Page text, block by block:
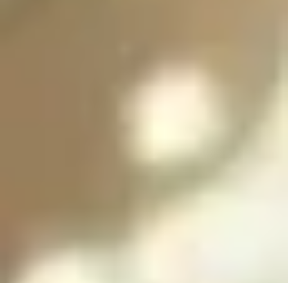
infierno y SOLO se
puede salir del infierno
caídos resolviendo las
paradojas infernales
de la oscuridad
Cada angel y arcángel